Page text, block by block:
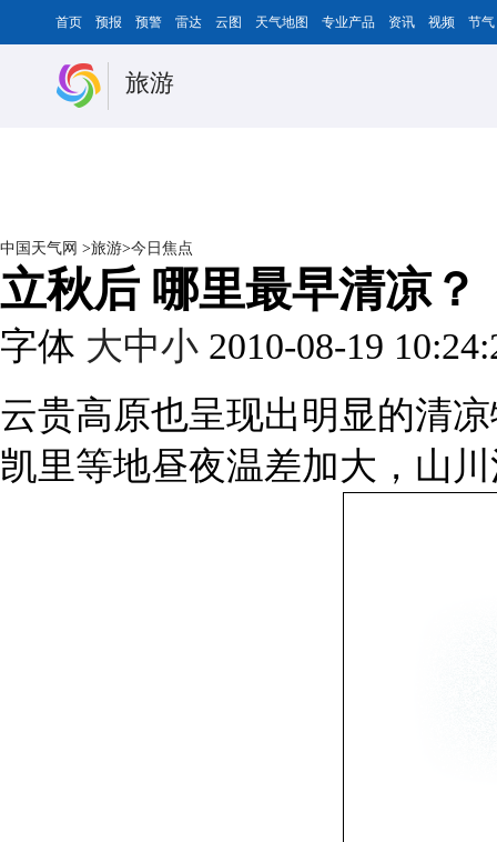
首页 预报 预警 雷达 云图 天气地图 专业产品 资讯 视频 节气
旅游
中国天气网 >旅游>今日焦点
立秋后 哪里最早清凉？
字体 大中小 2010-08-19
云贵高原也呈现出明显的清
凯里等地昼夜温差加大，山